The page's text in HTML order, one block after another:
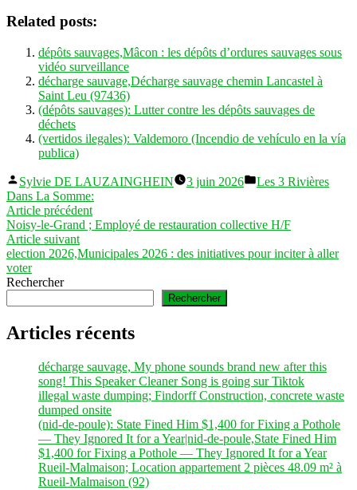
Related posts:
dépôts sauvages,Mâcon : les dépôts d’ordures sauvages sous
vidéo surveillance
décharge sauvage,Décharge sauvage chemin Lancastel à
Saint Leu (97436)
(dépôts sauvages): Lutter contre les dépôts sauvages de
déchets
(vertidos ilegales): Valdemoro (Incendio de vehículo en la vía
publica)
Publié
par
Sylvie DE LAUZAINGHEIN 3 juin 2026
Publié
Les 3 Rivières
Dans La Somme:
Navigation
de
l’article
Article précédentArticle
précédent :
Noisy-le-Grand ; Employé de restauration collective H/F
Article suivantArticle
suivant :
election 2026,Municipales 2026 : des initiatives pour inciter à aller
voter
Rechercher
Rechercher
Articles récents
décharge sauvage, My phone sounds brand new after this
song! This Speaker Cleaner Song is going sur Tiktok
illegal waste dumping; Findorff Construction, concrete waste
dumped onsite
(nid-de-poule): State Fined Him $1,400 for Fixing a Pothole
— They Ignored It for a Year|nid-de-poule,State Fined Him
$1,400 for Fixing a Pothole — They Ignored It for a Year
Rueil-Malmaison; Location appartement 2 pièces 48.09 m² à
Rueil-Malmaison (92)